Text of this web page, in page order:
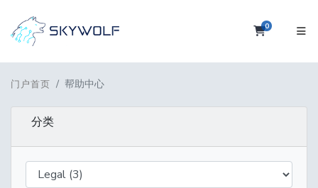
0购物车
门户首页 帮助中心
分类